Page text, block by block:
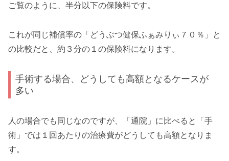
ご覧のように、半分以下の保険料です。
これが同じ補償率の「どうぶつ健保ふぁみりぃ７０％」と
の比較だと、約３分の１の保険料になります。
手術する場合、どうしても高額となるケースが
多い
人の場合でも同じなのですが、「通院」に比べると「手
術」では１回あたりの治療費がどうしても高額となりま
す。